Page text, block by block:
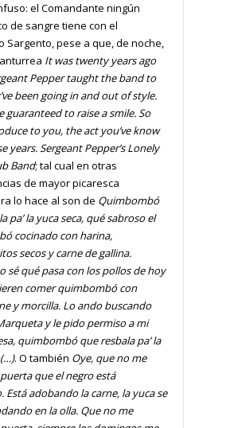
el Comandante ningún
de sangre tiene con el
Sargento, pese a que, de noche,
It was twenty years ago
Pepper taught the band to
been going in and out of style.
guaranteed to raise a smile. So
to you, the act you’ve know
years. Sergeant Pepper’s Lonely
Band; tal cual en otras
de mayor picaresca
lo hace al son de Quimbombó
pa’ la yuca seca, qué sabroso el
cocinado con harina,
secos y carne de gallina.
sé qué pasa con los pollos de hoy
comer quimbombó con
y morcilla. Lo ando buscando
y le pido permiso a mi
quimbombó que resbala pa’ la
. O también Oye, que no me
que el negro está
Está adobando la carne, la yuca se
en la olla. Que no me